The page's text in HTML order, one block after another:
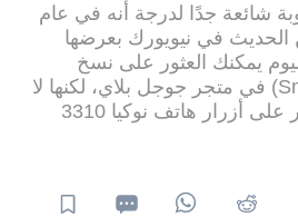
شائعة جدًا لدرجة أنه في عام
الحديث في نيويورك بعرضها
يمكنك العثور على نسخ
مستنسخة من (Snake II) في متجر جوجل بلاي، لكنها لا
تكرر الشعور ذاته بالنقر على أزرار هاتف نوكيا 3310